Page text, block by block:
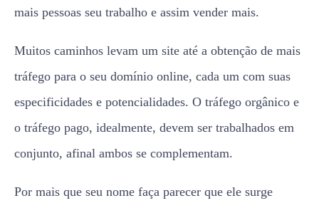
mais pessoas seu trabalho e assim vender mais.
Muitos caminhos levam um site até a obtenção de mais
tráfego para o seu domínio online, cada um com suas
especificidades e potencialidades. O tráfego orgânico e
o tráfego pago, idealmente, devem ser trabalhados em
conjunto, afinal ambos se complementam.
Por mais que seu nome faça parecer que ele surge